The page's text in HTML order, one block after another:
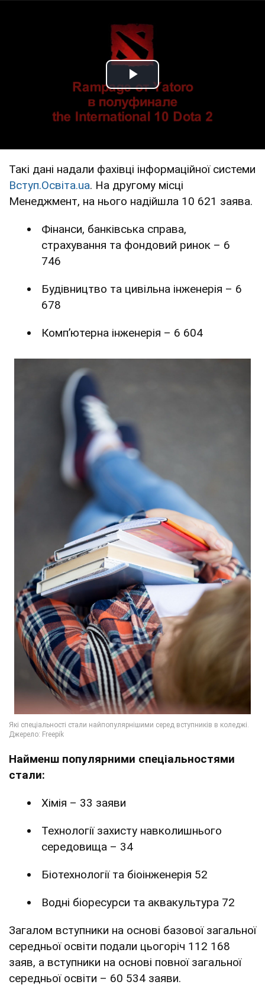
Play Video
Такі дані надали фахівці інформаційної системи
Вступ.Освіта.ua. На другому місці
Менеджмент, на нього надійшла 10 621 заява.
Фінанси, банківська справа,
страхування та фондовий ринок – 6
746
Будівництво та цивільна інженерія – 6
678
Комп’ютерна інженерія – 6 604
Найменш популярними спеціальностями
стали:
Хімія – 33 заяви
Технології захисту навколишнього
середовища – 34
Біотехнології та біоінженерія 52
Водні біоресурси та аквакультура 72
Загалом вступники на основі базової загальної
середньої освіти подали цьогоріч 112 168
заяв, а вступники на основі повної загальної
середньої освіти – 60 534 заяви.